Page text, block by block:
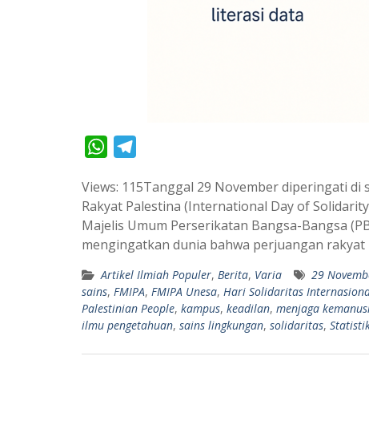
W
a
t
p
p
l
e
a
m
Views: 115Tanggal 29 November diperingati
Rakyat Palestina (International Day of
Majelis Umum Perserikatan Bangsa-Bangsa
mengingatkan dunia bahwa perjuangan
Artikel Ilmiah Populer, Berita, Varia 29
sains, FMIPA, FMIPA Unesa, Hari Solidaritas
Palestinian People, kampus, keadilan, menjaga
ilmu pengetahuan, sains lingkungan, solidaritas,